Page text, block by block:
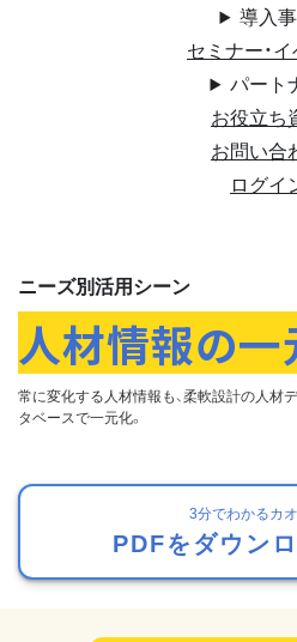
導入
セミナー・
パート
お役立ち
お問い合
ログイ
ニーズ別活用シーン
人材情報の一
常に変化する⼈材情報も、柔軟設計の⼈材
タベースで⼀元化。
3分でわかるカ
PDFをダウン